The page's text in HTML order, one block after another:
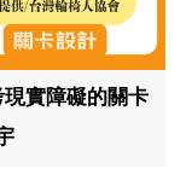
實障礙的關卡